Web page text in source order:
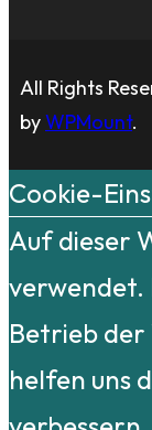
All Rights
byWPMount.
Cookie-
Auf dieser
verwendet.
Betrieb
helfen uns